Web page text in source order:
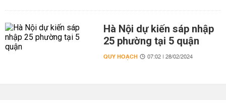
Hà Nội dự kiến sáp nhập
25 phường tại 5 quận
QUY HOẠCH 07:02 | 28/02/2024